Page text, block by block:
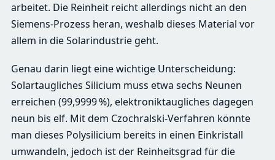
arbeitet. Die Reinheit reicht allerdings nicht an den
Siemens-Prozess heran, weshalb dieses Material vor
allem in die Solarindustrie geht.
Genau darin liegt eine wichtige Unterscheidung:
Solartaugliches Silicium muss etwa sechs Neunen
erreichen (99,9999 %), elektroniktaugliches dagegen
neun bis elf. Mit dem Czochralski-Verfahren könnte
man dieses Polysilicium bereits in einen Einkristall
umwandeln, jedoch ist der Reinheitsgrad für die